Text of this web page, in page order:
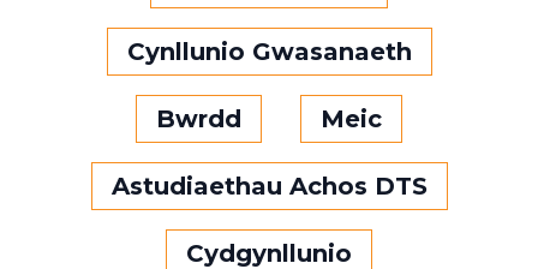
Cynllunio Gwasanaeth
Bwrdd Meic
Astudiaethau Achos DTS
Cydgynllunio